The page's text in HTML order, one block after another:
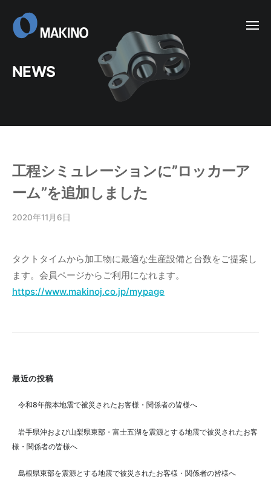
メ
NEWS
工程シミュレーションに”ロッカーア
ーム”を追加しました
2020年11月6日
渕
孝
英
タクトタイムから加工物に最適な生産設備と台数をご提案し
ます。会員ページからご利用になれます。
https://www.makinoj.co.jp/mypage
最近の投稿
令和8年熊本地震で被災されたお客様・関係者の皆様へ
岩手県沖および山梨県東部・富士五湖を震源とする地震で被災されたお客
様・関係者の皆様へ
島根県東部を震源とする地震で被災されたお客様・関係者の皆様へ